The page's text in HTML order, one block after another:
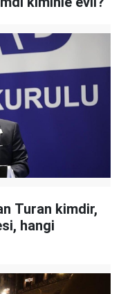
Turan kimdir,
hangi